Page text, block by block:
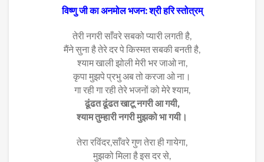
विष्णु जी का अनमोल भजन: श्री हरि स्तोत्रम्
तेरी नगरी साँवरे सबको प्यारी लगती है,
मैंने सुना है तेरे दर पे किस्मत सबकी बनती है,
श्याम खाली झोली मेरी भर जाओ ना,
कृपा मुझपे प्रभु अब तो करजा ओ ना।
गा रही गा रही तेरे भजनों को मेरे श्याम,
ढूंढत ढूंढत खाटू नगरी आ गयी,
श्याम तुम्हारी नगरी मुझको भा गयी।
तेरा रविंदर,साँवरे गुण तेरा ही गायेगा,
मुझको मिला है इस दर से,